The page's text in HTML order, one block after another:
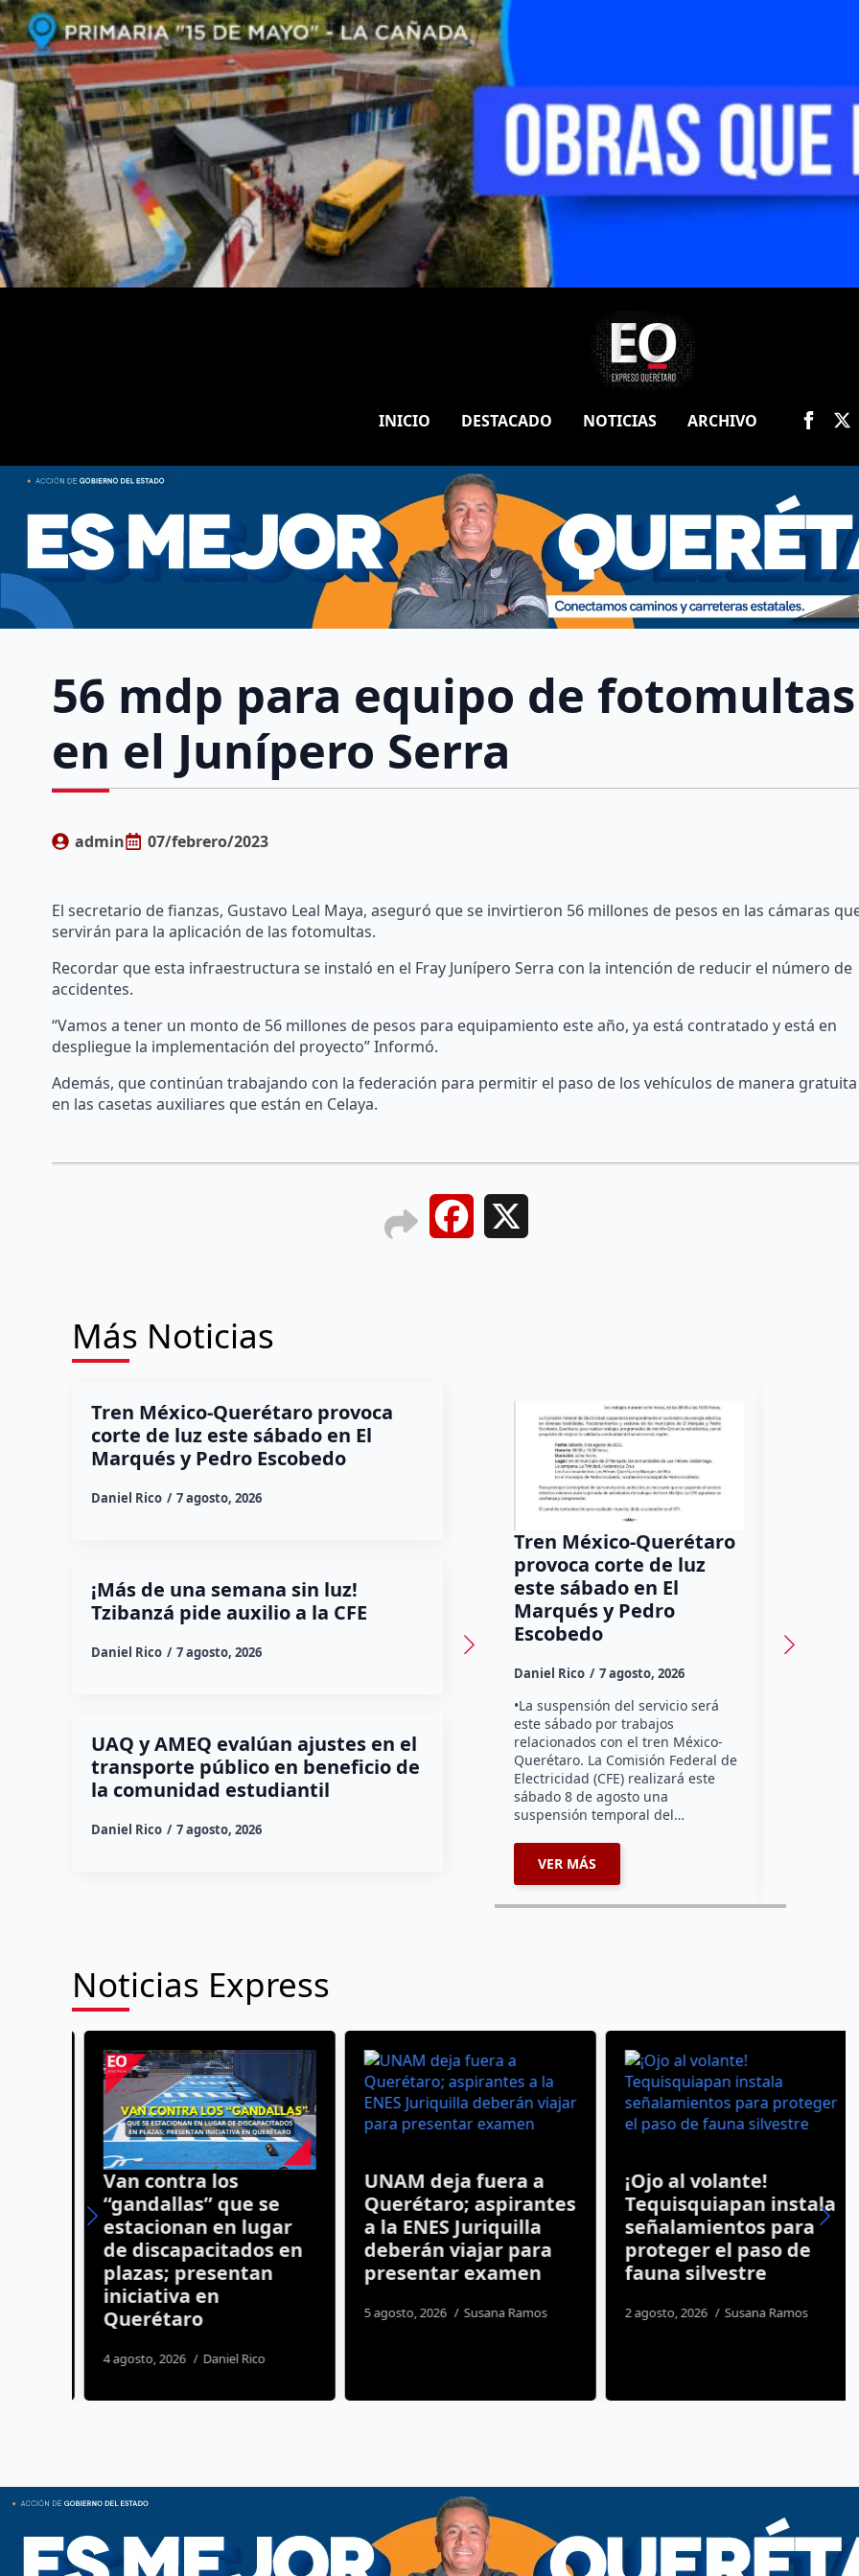
INICIO DESTACADO NOTICIAS ARCHIVO
56 mdp para equipo de fotomultas
en el Junípero Serra
admin 07/febrero/2023
El secretario de fianzas, Gustavo Leal Maya, aseguró que se invirtieron 56 millones de pesos en las cámaras
servirán para la aplicación de las fotomultas.
Recordar que esta infraestructura se instaló en el Fray Junípero Serra con la intención de reducir el número de
accidentes.
“Vamos a tener un monto de 56 millones de pesos para equipamiento este año, ya está contratado y está en
despliegue la implementación del proyecto” Informó.
Además, que continúan trabajando con la federación para permitir el paso de los vehículos de manera gratuita
en las casetas auxiliares que están en Celaya.
Facebook
Más Noticias
Tren México-Querétaro provoca
corte de luz este sábado en El
Marqués y Pedro Escobedo
Daniel Rico 7 agosto, 2026
¡Más de una semana sin luz!
Tzibanzá pide auxilio a la CFE
Daniel Rico 7 agosto, 2026
UAQ y AMEQ evalúan ajustes en el
transporte público en beneficio de
la comunidad estudiantil
Daniel Rico 7 agosto, 2026
Tren México-Querétaro
provoca corte de luz
este sábado en El
Marqués y Pedro
Escobedo
Daniel Rico 7 agosto, 2026
•La suspensión del servicio será
este sábado por trabajos
relacionados con el tren México-
Querétaro. La Comisión Federal de
Electricidad (CFE) realizará este
sábado 8 de agosto una
suspensión temporal del…
VER MÁS
Habitantes
Noticias Express
Van contra los
“gandallas” que se
estacionan en lugar
de discapacitados en
plazas; presentan
iniciativa en
Querétaro
4 agosto, 2026 Daniel Rico
UNAM deja fuera a
Querétaro; aspirantes
a la ENES Juriquilla
deberán viajar para
presentar examen
5 agosto, 2026 Susana Ramos
¡Ojo al volante!
Tequisquiapan instala
señalamientos para
proteger el paso de
fauna silvestre
2 agosto, 2026 Susana Ramos